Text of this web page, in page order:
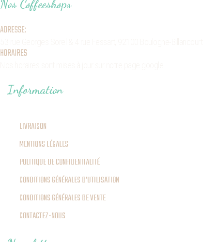
Nos Coffeeshops
ADRESSE:
HORAIRES
Information
LIVRAISON
MENTIONS LÉGALES
POLITIQUE DE CONFIDENTIALITÉ
CONDITIONS GÉNÉRALES D'UTILISATION
CONDITIONS GÉNÉRALES DE VENTE
CONTACTEZ-NOUS